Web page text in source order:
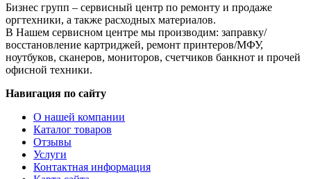
Бизнес групп – сервисный центр по ремонту и продаже
оргтехники, а также расходных материалов.
В Нашем сервисном центре мы производим: заправку/
восстановление картриджей, ремонт принтеров/МФУ,
ноутбуков, сканеров, мониторов, счетчиков банкнот и прочей
офисной техники.
Навигация по сайту
О нашей компании
Каталог товаров
Отзывы
Услуги
Контактная информация